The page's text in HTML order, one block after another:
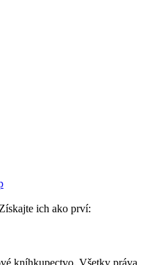
ich ako prví:
kníhkupectvo. Všetky práva